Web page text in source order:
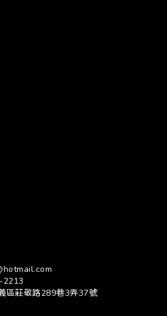
2213
區莊敬路289巷3弄37號